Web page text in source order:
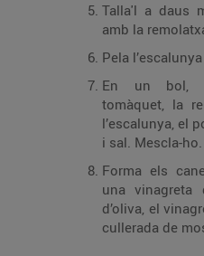
Talla'l a daus
amb la
Pela
En un bol,
tomàquet, la
l’escalunya, el
i sal. Mescla-ho.
Forma els
una
d’oliva, el
cullerada de